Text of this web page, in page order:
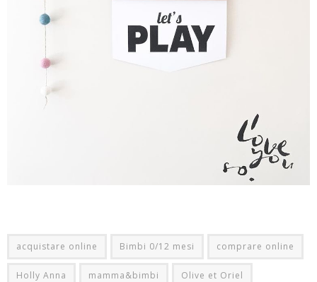
acquistare online Bimbi 0/12 mesi comprare online
Holly Anna mamma&bimbi Olive et Oriel